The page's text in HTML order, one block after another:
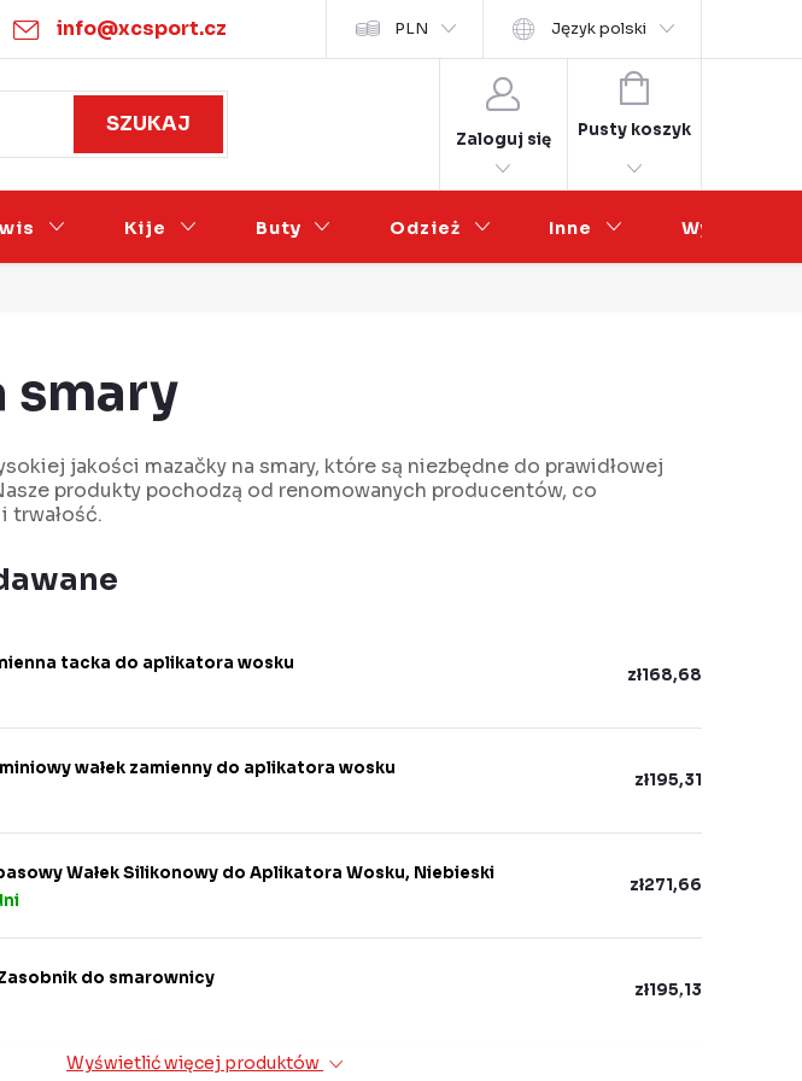
info@xcsport.cz
Podmínky ochrany osobních údajů Współpraca hurtowa
PLN Język polski
SZUKAJ
Zaloguj się
KOSZYK
Pusty koszyk
Kije Buty Odzież Inne Wyprzedaż
smary
jakości mazačky na smary, które są niezbędne do prawidłowej
produkty pochodzą od renomowanych producentów, co
trwałość.
tacka do aplikatora wosku
zł168,68
wałek zamienny do aplikatora wosku
zł195,31
Wałek Silikonowy do Aplikatora Wosku, Niebieski
zł271,66
Zasobnik do smarownicy
zł195,13
Wyświetlić więcej produktów